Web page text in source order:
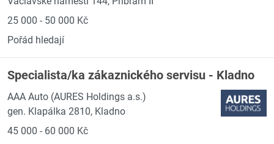
25 000 - 50 000 Kč
Pořád hledají
Specialista/ka zákaznického servisu - Kladno
AAA Auto (AURES Holdings a.s.)
gen. Klapálka 2810, Kladno
45 000 - 60 000 Kč